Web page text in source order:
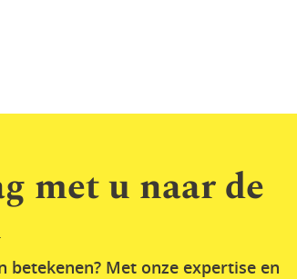
met u naar de
Met onze expertise en